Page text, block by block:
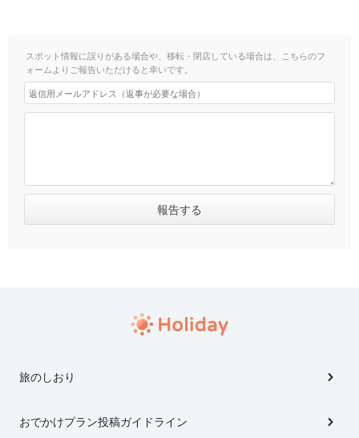
スポット情報に誤りがある場合や、移転・閉店している場合は、こちらのフ
ォームよりご報告いただけると幸いです。
旅のしおり
おでかけプラン投稿ガイドライン